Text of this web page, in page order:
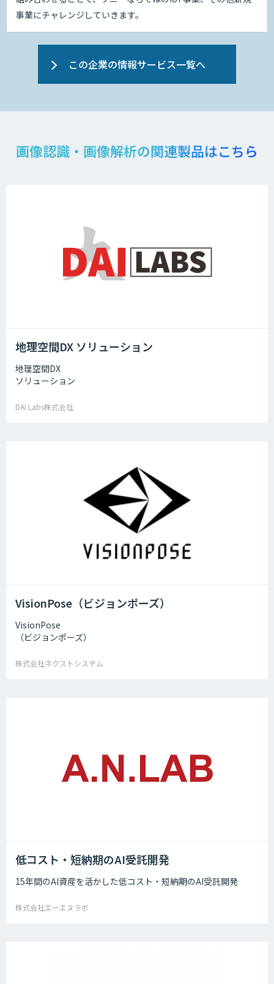
事業にチャレンジしていきます。
この企業の情報サービス一覧へ
画像認識・画像解析の関連製品はこちら
地理空間DX ソリューション
地理空間DX
ソリューション
DAI Labs株式会社
VisionPose（ビジョンポーズ）
VisionPose
（ビジョンポーズ）
株式会社ネクストシステム
低コスト・短納期のAI受託開発
15年間のAI資産を活かした低コスト・短納期のAI受託開発
株式会社エーエヌラボ